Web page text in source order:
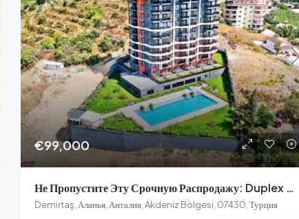
€99,000
Не Пропустите Эту Срочную Распродажу: Duplex Demirtaş Для Вас
Demirtaş, Аланья, Анталия, Akdeniz Bölgesi, 07430, Турция